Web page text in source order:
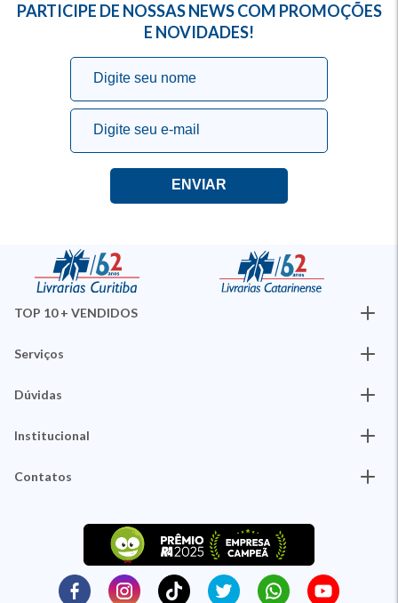
PARTICIPE DE NOSSAS NEWS COM PROMOÇÕES
E NOVIDADES!
TOP 10 + VENDIDOS
Serviços
Dúvidas
Institucional
Contatos